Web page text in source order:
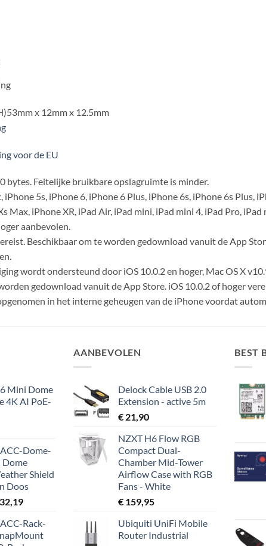
53mm x 12mm x 12.5mm
voor de EU
bytes. Feitelijke bruikbare opslagruimte is minder.
iPhone 5s, iPhone 6, iPhone 6 Plus, iPhone 6s, iPhone 6s Plus,
Max, iPhone XR, iPad Air, iPad mini, iPad mini 4, iPad Pro,
aanbevolen.
Beschikbaar om te worden gedownload vanuit de App
wordt ondersteund door iOS 10.0.2 en hoger, Mac OS X
gedownload vanuit de App Store. iOS 10.0.2 of hoger
in het interne geheugen van de iPhone voordat
Mini Dome
4K AI PoE-
Dome-
Dome
Shield
Doos
Huidige
is:
€ 32,19.
Rack-
AANBEVOLEN
Delock Cable USB 2.0
Extension - active 5m
€ 21,90
NZXT H6 Flow RGB
Compact Dual-
Chamber Mid-Tower
Airflow Case with RGB
Fans - White
€ 159,95
Ubiquiti UniFi Mobile
Router Industrial
BEST